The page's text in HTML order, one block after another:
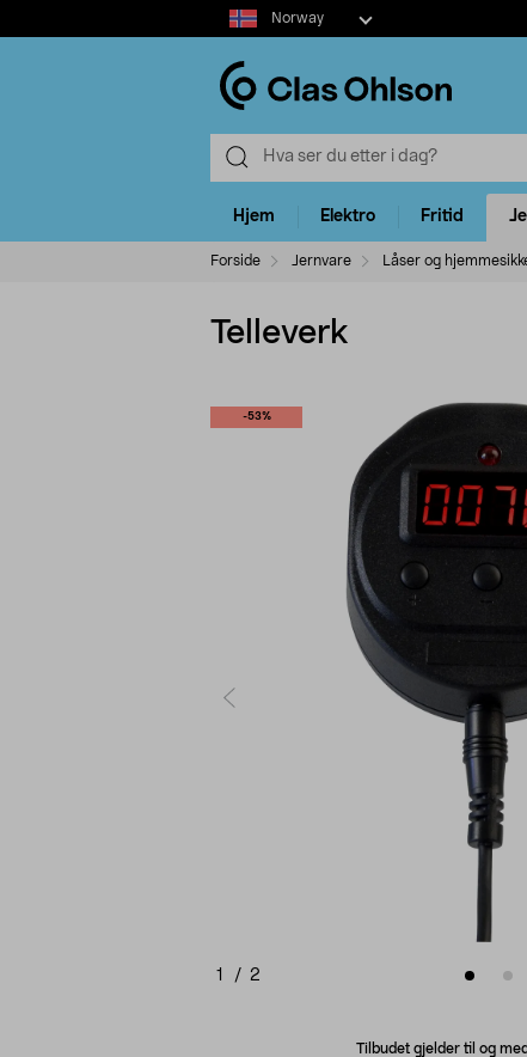
Select
market
Norway
Hjem Elektro Fritid
Forside Jernvare Låser og
Telleverk
-53%
1 / 2
Tilbudet gjelder til og